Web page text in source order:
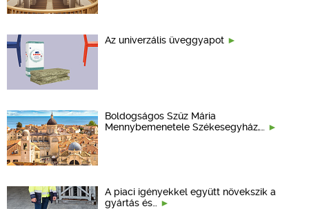
Az univerzális üveggyapot
Boldogságos Szűz Mária
Mennybemenetele Székesegyház,…
A piaci igényekkel együtt növekszik a
gyártás és…